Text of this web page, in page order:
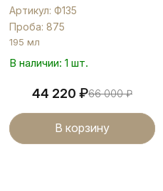
Артикул: Ф135
Проба: 875
195 мл
В наличии: 1 шт.
44 220 ₽66 000₽
В корзину